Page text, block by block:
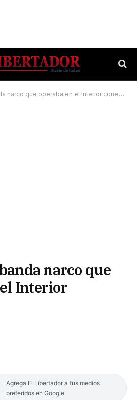
narco que operaba en el Interior correntino
narco que
Interior
Agrega El Libertador a tus medios
preferidos en Google